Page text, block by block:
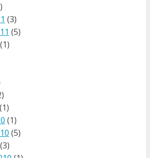
(3)
(5)
(1)
(1)
(1)
(5)
(3)